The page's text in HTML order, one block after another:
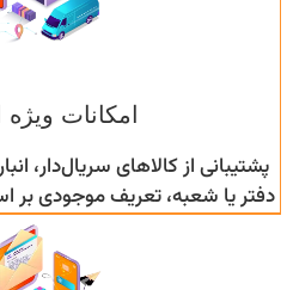
امکانات ویژه
پشتیبانی از کالاهای سریال‌دار،
دفتر یا شعبه، تعریف موجودی بر